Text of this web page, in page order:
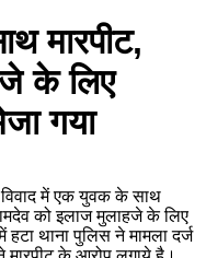
मारपीट,
के लिए
गया
विवाद में एक युवक के साथ
को इलाज मुलाहजे के लिए
हटा थाना पुलिस ने मामला दर्ज